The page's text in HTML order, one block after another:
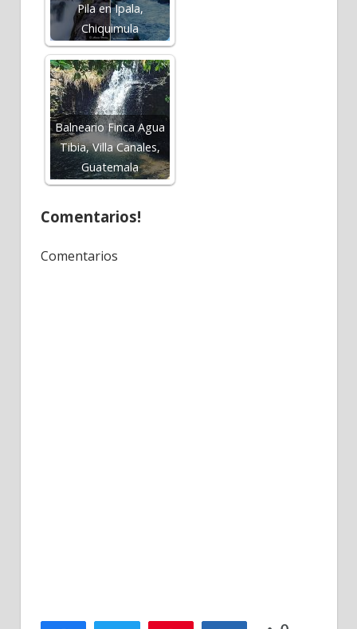
Pila en Ipala,
Chiquimula
Balneario Finca Agua
Tibia, Villa Canales,
Guatemala
Comentarios!
Comentarios